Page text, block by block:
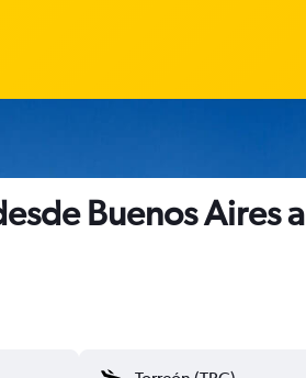
Buenos Aires a